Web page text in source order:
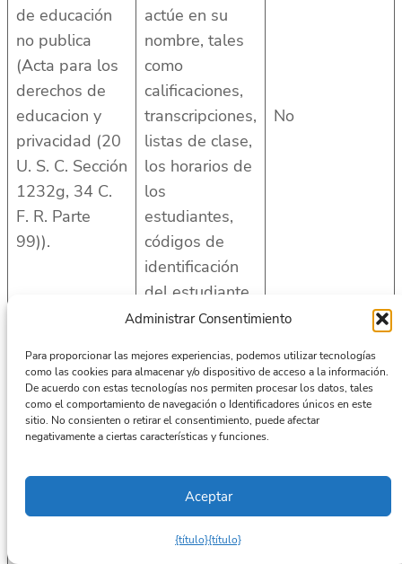
Administrar Consentimiento
Para proporcionar las mejores experiencias, podemos utilizar tecnologías
como las cookies para almacenar y/o dispositivo de acceso a la información.
De acuerdo con estas tecnologías nos permiten procesar los datos, tales
como el comportamiento de navegación o Identificadores únicos en este
sitio. No consienten o retirar el consentimiento, puede afectar
negativamente a ciertas características y funciones.
Aceptar
{título}{título}
de educación
no publica
(Acta para los
derechos de
educacion y
privacidad (20
U. S. C. Sección
1232g, 34 C.
F. R. Parte
99)).
actúe en su
nombre, tales
como
calificaciones,
transcripciones,
listas de clase,
los horarios de
los
estudiantes,
códigos de
identificación
del estudiante,
información
estudiante
o los
expedientes
disciplinarios
No
Perfil que
refleja las